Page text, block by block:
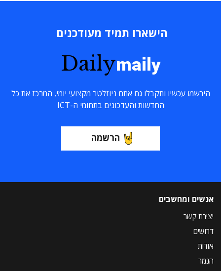
הישארו תמיד מעודכנים
Dailymaily
הירשמו עכשיו ותקבלו גם אתם ניוזלטר מקצועי יומי, המרכז את כל
החדשות והעדכונים בתחומי ה-ICT
הרשמה
אנשים ומחשבים
יצירת קשר
דרושים
אודות
הנמר